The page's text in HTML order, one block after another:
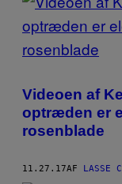
Videoen af
optræden er
rosenblade
11.27.17AF LASSE